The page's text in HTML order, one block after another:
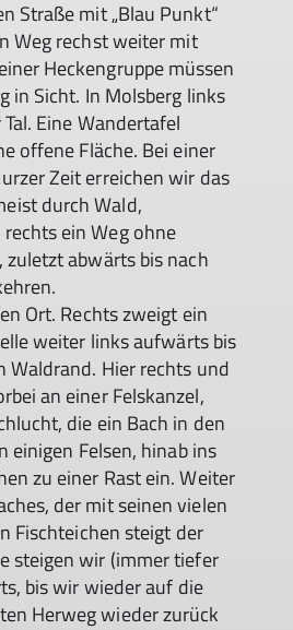
Straße mit „Blau Punkt“
Weg rechst weiter mit
Heckengruppe müssen
in Sicht. In Molsberg links
Eine Wandertafel
offene Fläche. Bei einer
Zeit erreichen wir das
durch Wald,
ein Weg ohne
abwärts bis nach
Ort. Rechts zweigt ein
weiter links aufwärts bis
Hier rechts und
an einer Felskanzel,
die ein Bach in den
einigen Felsen, hinab ins
zu einer Rast ein. Weiter
der mit seinen vielen
Fischteichen steigt der
steigen wir (immer tiefer
bis wir wieder auf die
Herweg wieder zurück